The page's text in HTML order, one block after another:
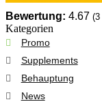
Bewertung: 4.67 (3
Kategorien
Promo
Supplements
Behauptung
News